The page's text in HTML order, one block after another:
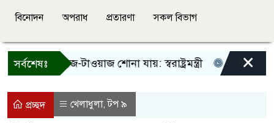
বিনোদন অপরাধ প্রতারণা সকল বিভাগ
সর্বশেষঃ
শুধু আওয়াজ-টাওয়াজ শোনা যায়: স্বরাষ্ট্রমন্ত্রী তিন দিনের
×
প্রচ্ছদ খেলাধুলা,টপ ৯